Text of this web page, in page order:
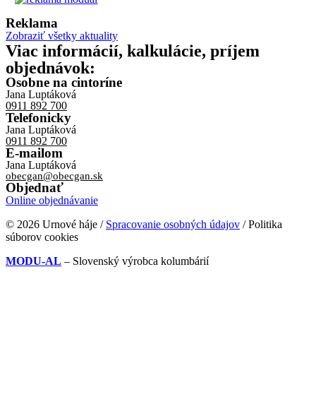
Reklama
Zobraziť všetky aktuality
Viac informácií, kalkulácie, príjem
objednávok:
Osobne na cintoríne
Jana Luptáková
0911 892 700
Telefonicky
Jana Luptáková
0911 892 700
E-mailom
Jana Luptáková
obecgan@obecgan.sk
Objednať
Online objednávanie
© 2026 Urnové háje / Spracovanie osobných údajov / Politika
súborov cookies
MODU-AL – Slovenský výrobca kolumbárií